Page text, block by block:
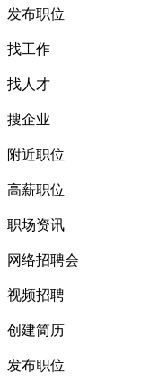
发布职位
找工作
找人才
搜企业
附近职位
高薪职位
职场资讯
网络招聘会
视频招聘
创建简历
发布职位